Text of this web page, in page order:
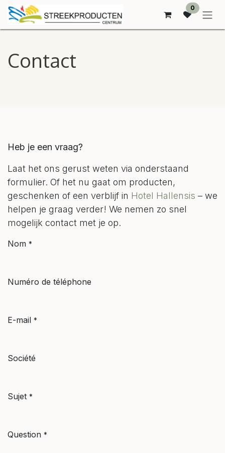
SE RENDRE AU CONTENU
0
Contact
Heb je een vraag?
Laat het ons gerust weten via onderstaand
formulier. Of het nu gaat om producten,
geschenken of een verblijf in Hotel Hallensis – we
helpen je graag verder! We nemen zo snel
mogelijk contact met je op.
Nom *
Numéro de téléphone
E-mail *
Société
Sujet *
Question *